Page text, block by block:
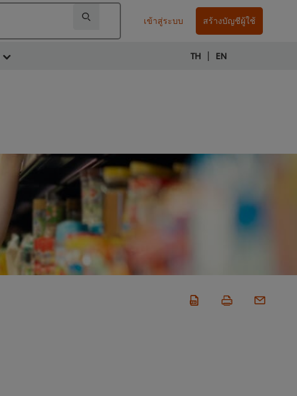
เข้าสู่ระบบ สร้างบัญชีผู้ใช้
TH | EN